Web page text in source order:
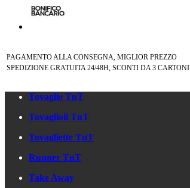
PAGAMENTO ALLA CONSEGNA, MIGLIOR PREZZO
SPEDIZIONE GRATUITA 24/48H, SCONTI DA 3 CARTONI
Tovaglie TnT
Tovaglioli TnT
Tovagliette TnT
Runner TnT
Take Away